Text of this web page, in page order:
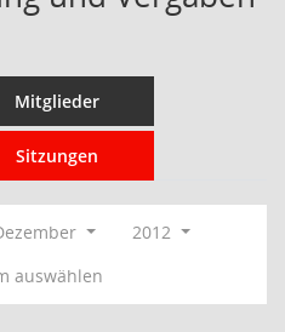
Mitglieder
Sitzungen
2012
auswählen